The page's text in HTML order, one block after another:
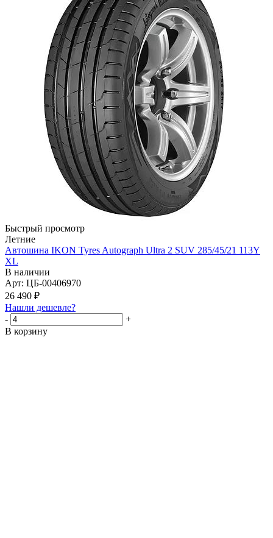
Быстрый просмотр
Летние
Автошина IKON Tyres Autograph Ultra 2 SUV 285/45/21 113Y
XL
В наличии
Арт: ЦБ-00406970
26 490 ₽
Нашли дешевле?
-
+
В корзину